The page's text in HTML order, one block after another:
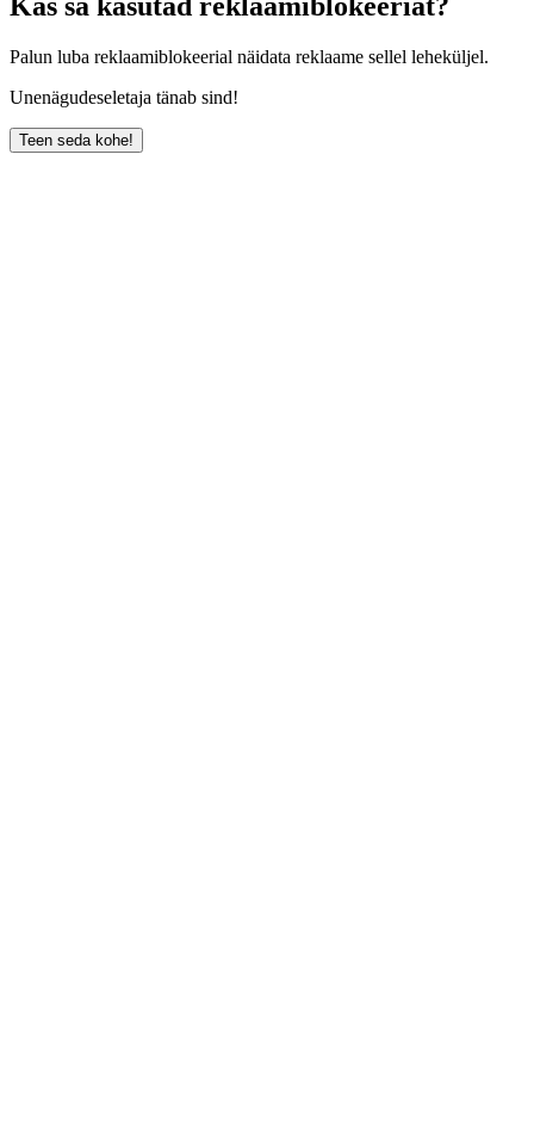
Palun luba reklaamiblokeerial näidata reklaame sellel leheküljel.
Unenägudeseletaja tänab sind!
Teen seda kohe!